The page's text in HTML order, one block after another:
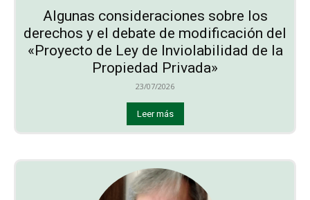
Algunas consideraciones sobre los
derechos y el debate de modificación del
«Proyecto de Ley de Inviolabilidad de la
Propiedad Privada»
23/07/2026
Leer más